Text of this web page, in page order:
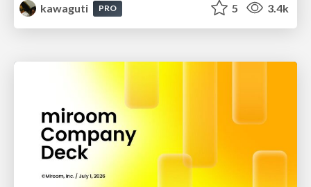
kawaguti
PRO 5 3.4k